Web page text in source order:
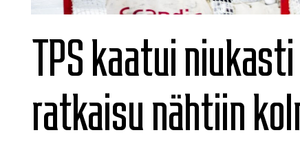
TPS kaatui
ratkaisu nähtiin